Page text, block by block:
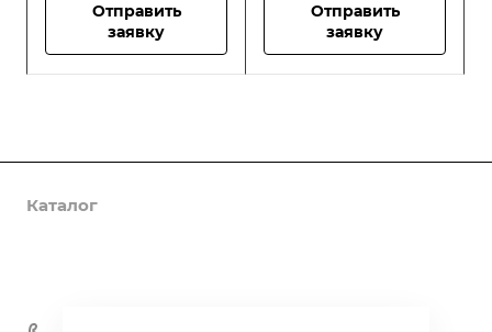
Отправить
заявку
Отправить
заявку
Каталог